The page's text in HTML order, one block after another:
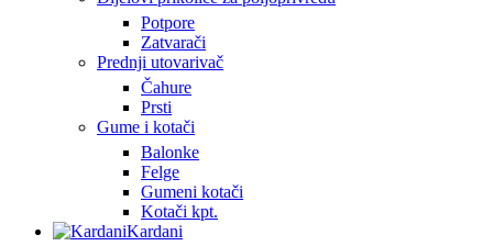
Potpore
Zatvarači
Prednji utovarivač
Čahure
Prsti
Gume i kotači
Balonke
Felge
Gumeni kotači
Kotači kpt.
Kardani